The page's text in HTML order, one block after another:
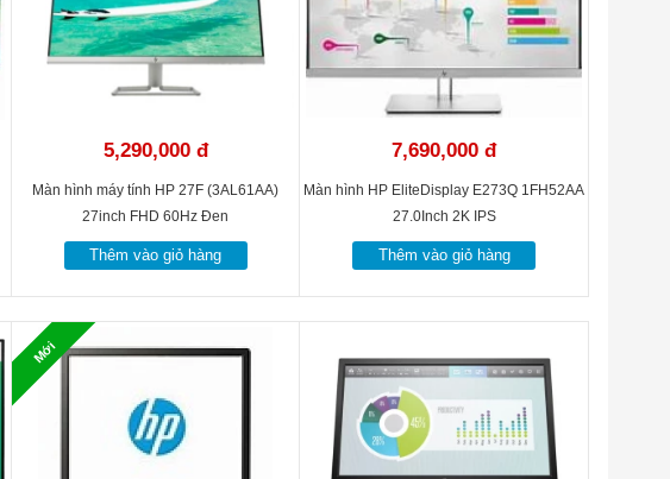
5,290,000 đ
Màn hình máy tính HP 27F (3AL61AA)
27inch FHD 60Hz Đen
Thêm vào giỏ hàng
7,690,000 đ
Màn hình HP EliteDisplay E273Q 1FH52AA
27.0Inch 2K IPS
Thêm vào giỏ hàng
Mới